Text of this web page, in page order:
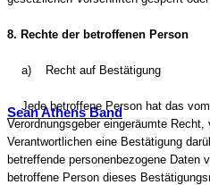
Sean Athens Band
8. Rechte der betroffenen Person
a) Recht auf Bestätigung
Jede betroffene Person hat das vom
Verordnungsgeber eingeräumte
Verantwortlichen eine Bestätigung
betreffende personenbezogene Daten
betroffene Person dieses